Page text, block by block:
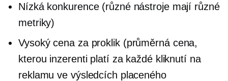
Nízká konkurence (různé nástroje mají různé
metriky)
Vysokýcena za proklik(průměrná cena,
kterou inzerenti platí za každé kliknutí na
reklamu ve výsledcích placeného